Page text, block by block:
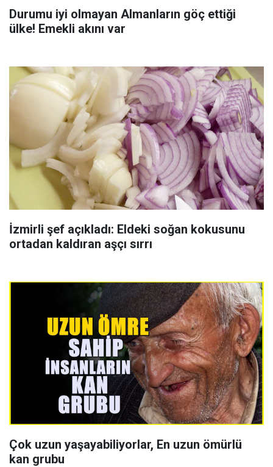
Durumu iyi olmayan Almanların göç ettiği
ülke! Emekli akını var
İzmirli şef açıkladı: Eldeki soğan kokusunu
ortadan kaldıran aşçı sırrı
Çok uzun yaşayabiliyorlar, En uzun ömürlü
kan grubu